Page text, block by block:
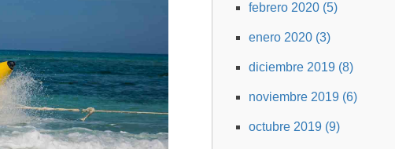
febrero 2020 (5)
enero 2020 (3)
diciembre 2019 (8)
noviembre 2019 (6)
octubre 2019 (9)